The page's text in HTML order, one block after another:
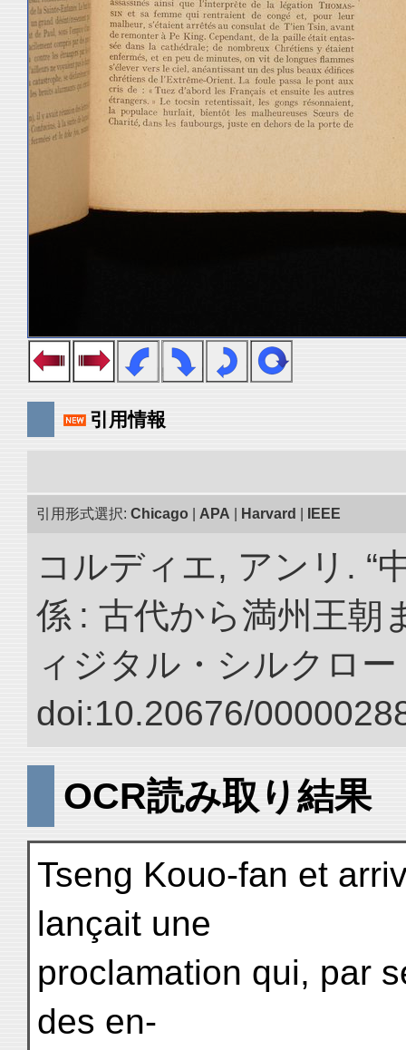
引用情報
引用形式選択: Chicago APA Harvard IEEE
コルディエ, アンリ. “
係 : 古代から満州王朝
ィジタル・シルクロ
doi:10.20676/
OCR読み取り結果
Tseng Kouo-fan et
lançait une
proclamation qui, par
des en-